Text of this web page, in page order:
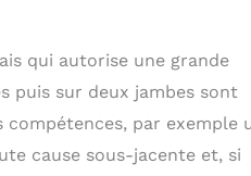
et même
Astuce : si le
semble serré à
le sur son
ou un ballon
qui autorise une grande
puis sur deux jambes sont
par exemple
cause sous-jacente et, si